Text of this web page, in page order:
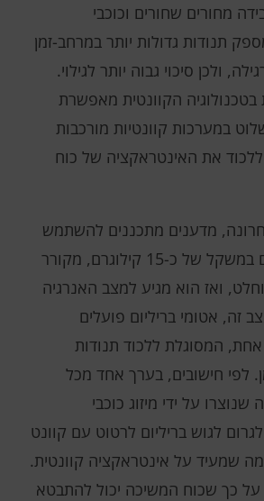
מחורים שחורים וכוכבי
תנודות גדולות יותר במרחב-זמן
ולכן סיכוי גבוה יותר לגילוי.
הקוונטית מאפשרת
במערכות קוונטיות מורכבות
את האינטראקציה של כוח
מדענים מתכננים להשתמש
בחטיף של בריליום במשקל של כ-15 קילוגרם, מקורר
ואז הוא מגיע למצב האנרגיה
זה, אטומי בריליום פועלים
המסוגלת ללכוד תנודות
לפי חישובים, בערך אחד מכל
על ידי מיזוג כוכבי
לגרום לגוש בריליום לרטוט עם קוונט
שמעיד על אינטראקציה קוונטית.
על כך שכוח המשיכה יכול להתבטא